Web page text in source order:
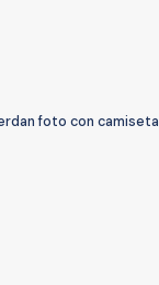
foto con camiseta